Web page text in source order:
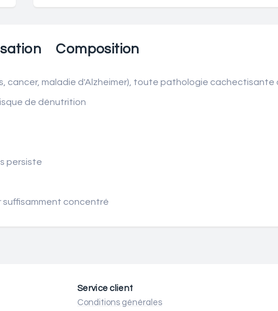
Composition
maladie d'Alzheimer), toute pathologie cachectisante
de dénutrition
persiste
suffisamment concentré
Service client
Conditions générales